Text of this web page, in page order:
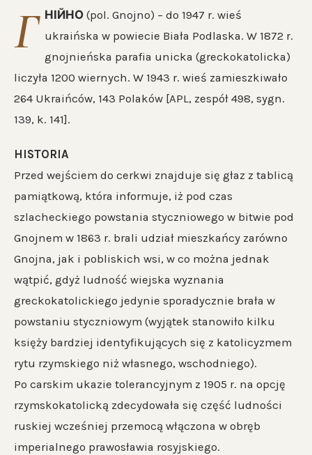
Г НІЙНО(pol. Gnojno) – do 1947 r. wieś
ukraińska w powiecie Biała Podlaska. W 1872 r.
gnojnieńska parafia unicka (greckokatolicka)
liczyła 1200 wiernych. W 1943 r. wieś zamieszkiwało
264 Ukraińców, 143 Polaków [APL, zespół 498, sygn.
139, k. 141].
HISTORIA
Przed wejściem do cerkwi znajduje się głaz z tablicą
pamiątkową, która informuje, iż pod czas
szlacheckiego powstania styczniowego w bitwie pod
Gnojnem w 1863 r. brali udział mieszkańcy zarówno
Gnojna, jak i pobliskich wsi, w co można jednak
wątpić, gdyż ludność wiejska wyznania
greckokatolickiego jedynie sporadycznie brała w
powstaniu styczniowym (wyjątek stanowiło kilku
księży bardziej identyfikujących się z katolicyzmem
rytu rzymskiego niż własnego, wschodniego).
Po carskim ukazie tolerancyjnym z 1905 r. na opcję
rzymskokatolicką zdecydowała się część ludności
ruskiej wcześniej przemocą włączona w obręb
imperialnego prawosławia rosyjskiego.